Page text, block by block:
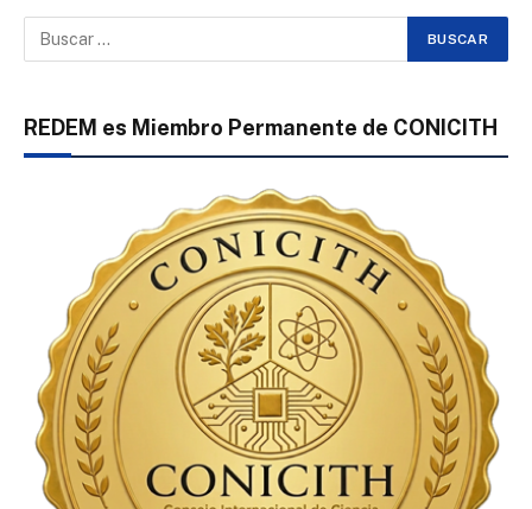
REDEM es Miembro Permanente de CONICITH